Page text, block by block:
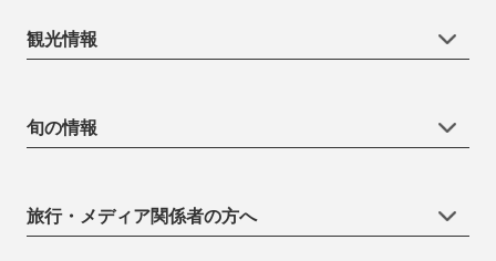
観光情報
旬の情報
旅行・メディア関係者の方へ